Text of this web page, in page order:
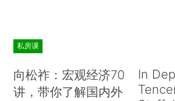
私房课
向松祚：宏观经济70
讲，带你了解国内外
In